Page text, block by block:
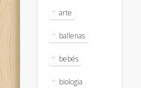
arte
ballenas
bebés
biologia